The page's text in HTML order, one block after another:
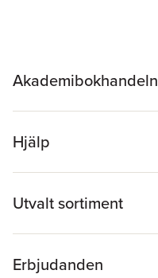
Akademibokhandeln
Hjälp
Utvalt sortiment
Erbjudanden